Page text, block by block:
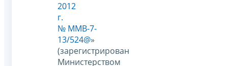
2012
г.
№ ММВ-7-
13/524@»
(зарегистрирован
Министерством